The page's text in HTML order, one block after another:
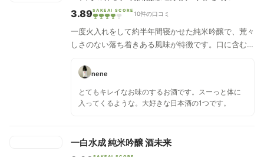
3.89SAKEAI SCORE 10件の口コミ
一度火入れをして約半年間寝かせた純米吟醸で、荒々
しさのない落ち着きある風味が特徴です。口に含むと
ランス良く重なり合います。嫌味な風味の感じられな
マイルドさをじっくり楽しめます。キレのある喉越し
と綺麗な後味が心地よく、味の濃い肉料理などの料理
nene
とてもキレイなお味のするお酒です。スーっと体に
入ってくるような。大好きな日本酒の1つです。
一白水成 純米吟醸 酒未来